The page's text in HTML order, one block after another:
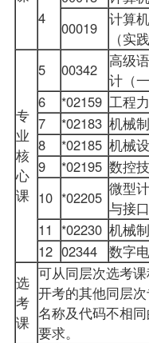
4
00019
计算
（实践
专
业
核
心
课
5 00342
高级
计（一
6 *02159 工程
7
*02183 机械
8
*02185 机械
9
*02195 数控
10 *02205 微型
与接
11
*02230 机械
12 02344 数字
选
考
课
可从同层次选考
开考的其他同层
名称及代码不相
要求。